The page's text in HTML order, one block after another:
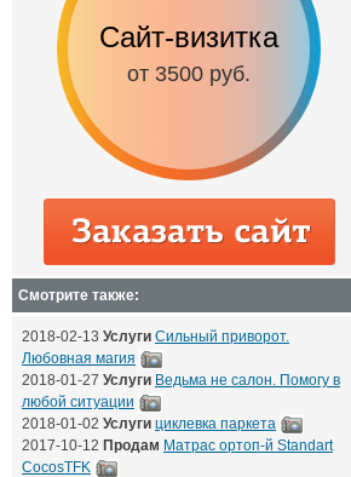
Сайт-визитка
от 3500 руб.
Смотрите также:
2018-02-13 Услуги Сильный приворот.
Любовная магия
2018-01-27 Услуги Ведьма не салон. Помогу в
любой ситуации
2018-01-02 Услуги циклевка паркета
2017-10-12 Продам Матрас ортоп-й Standart
CocosTFK